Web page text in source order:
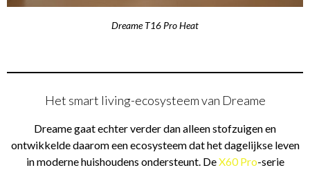
Dreame T16 Pro Heat
Het smart living-ecosysteem van Dreame
Dreame gaat echter verder dan alleen stofzuigen en
ontwikkelde daarom een ecosysteem dat het dagelijkse leven
in moderne huishoudens ondersteunt. DeX60 Pro-serie